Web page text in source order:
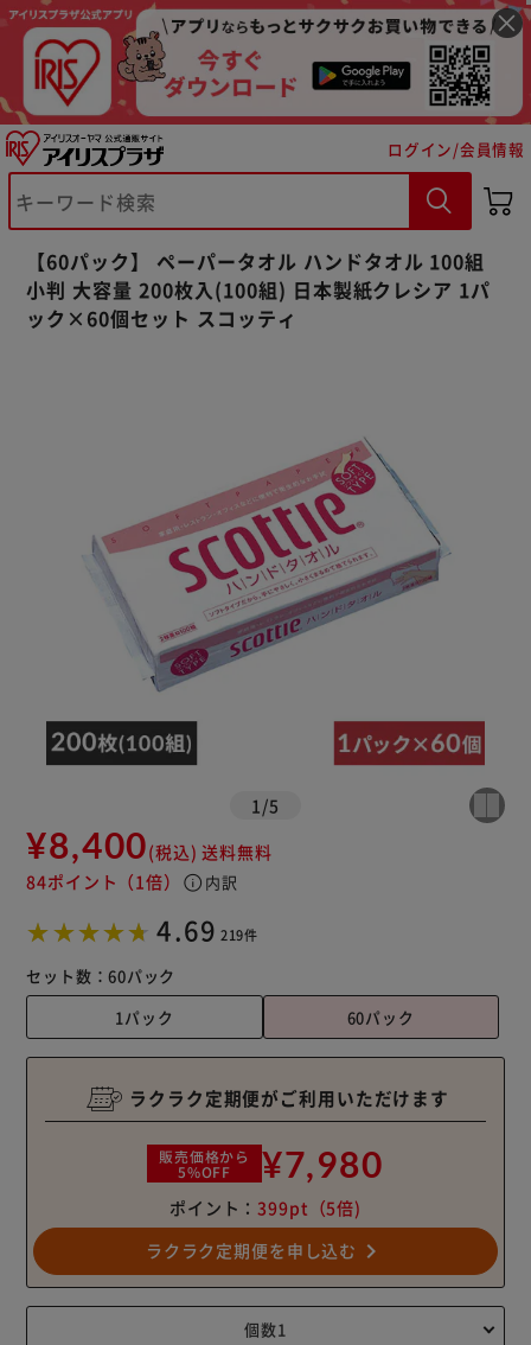
ログイン/会員情報
【60パック】 ペーパータオル ハンドタオル 100組
小判 大容量 200枚入(100組) 日本製紙クレシア 1パ
ック×60個セット スコッティ
1 /5
¥8,400(税込) 送料無料
84ポイント （1倍） info 内訳
4.69 219件
セット数：60パック
1パック
60パック
ラクラク定期便がご利用いただけます
販売価格から
5%OFF ¥7,980
ポイント： 399pt （5倍)
ラクラク定期便を申し込む navigate_next
※ご確認ください